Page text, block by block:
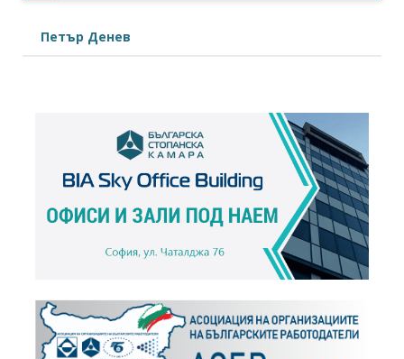
Петър Денев